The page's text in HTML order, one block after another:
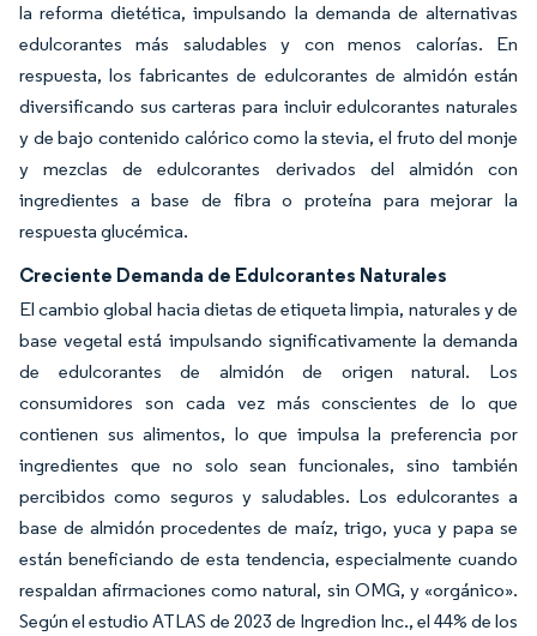
la reforma dietética, impulsando la demanda de alternativas
edulcorantes más saludables y con menos calorías. En
respuesta, los fabricantes de edulcorantes de almidón están
diversificando sus carteras para incluir edulcorantes naturales
y de bajo contenido calórico como la stevia, el fruto del monje
y mezclas de edulcorantes derivados del almidón con
ingredientes a base de fibra o proteína para mejorar la
respuesta glucémica.
Creciente Demanda de Edulcorantes Naturales
El cambio global hacia dietas de etiqueta limpia, naturales y de
base vegetal está impulsando significativamente la demanda
de edulcorantes de almidón de origen natural. Los
consumidores son cada vez más conscientes de lo que
contienen sus alimentos, lo que impulsa la preferencia por
ingredientes que no solo sean funcionales, sino también
percibidos como seguros y saludables. Los edulcorantes a
base de almidón procedentes de maíz, trigo, yuca y papa se
están beneficiando de esta tendencia, especialmente cuando
respaldan afirmaciones comonatural, sin OMG, y «orgánico».
Según el estudio ATLAS de 2023 de Ingredion Inc., el 44% de los